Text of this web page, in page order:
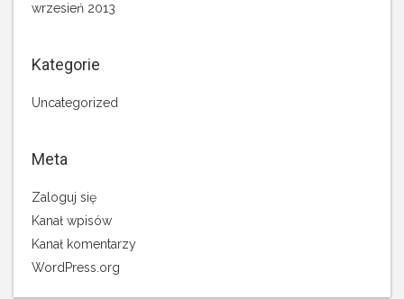
wrzesień 2013
Kategorie
Uncategorized
Meta
Zaloguj się
Kanał wpisów
Kanał komentarzy
WordPress.org